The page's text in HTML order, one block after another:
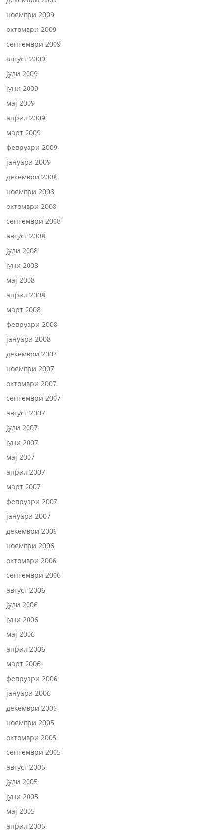
ноември 2009
октомври 2009
септември 2009
август 2009
јули 2009
јуни 2009
мај 2009
април 2009
март 2009
февруари 2009
јануари 2009
декември 2008
ноември 2008
октомври 2008
септември 2008
август 2008
јули 2008
јуни 2008
мај 2008
април 2008
март 2008
февруари 2008
јануари 2008
декември 2007
ноември 2007
октомври 2007
септември 2007
август 2007
јули 2007
јуни 2007
мај 2007
април 2007
март 2007
февруари 2007
јануари 2007
декември 2006
ноември 2006
октомври 2006
септември 2006
август 2006
јули 2006
јуни 2006
мај 2006
април 2006
март 2006
февруари 2006
јануари 2006
декември 2005
ноември 2005
октомври 2005
септември 2005
август 2005
јули 2005
јуни 2005
мај 2005
април 2005